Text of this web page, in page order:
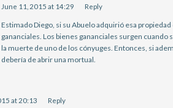
June 11, 2015 at 14:29 Reply
Estimado Diego, si su Abuelo adquirió esa
gananciales. Los bienes gananciales surgen
la muerte de uno de los cónyuges. Entonces, si
debería de abrir una mortual.
at 20:13 Reply